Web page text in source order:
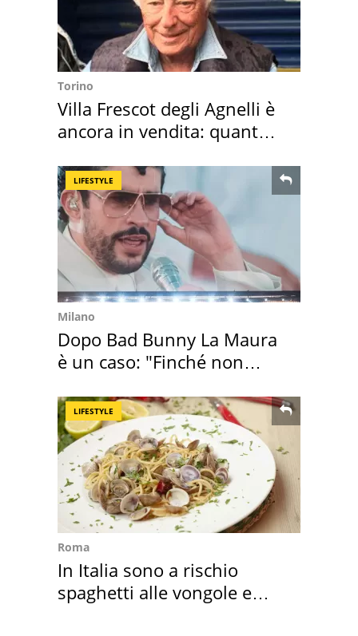
Torino
Villa Frescot degli Agnelli è
ancora in vendita: quanto
LIFESTYLE
Milano
Dopo Bad Bunny La Maura
è un caso: "Finché non
LIFESTYLE
Roma
In Italia sono a rischio
spaghetti alle vongole e